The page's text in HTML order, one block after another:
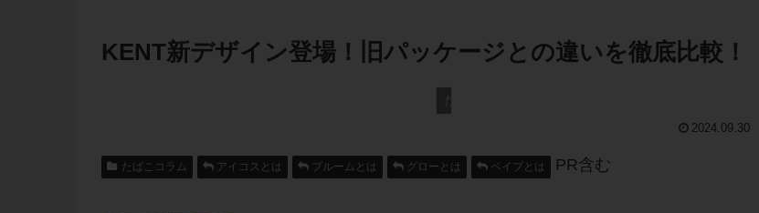
KENT新デザイン登場！旧パッケージとの違いを徹底比較！
たばこコラム
2024.09.30
たばこコラム アイコスとは プルームとは グローとは ベイプとは PR含む